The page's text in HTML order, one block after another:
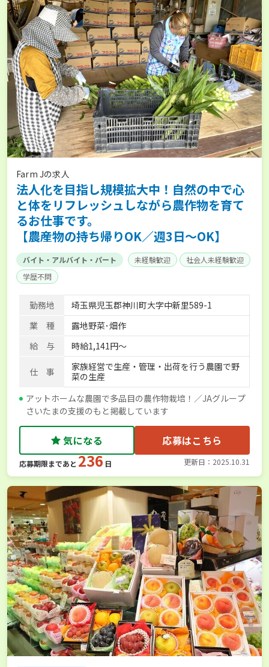
Farm Jの求人
法人化を目指し規模拡大中！自然の中で心
と体をリフレッシュしながら農作物を育て
るお仕事です。
【農産物の持ち帰りOK／週3日～OK】
バイト・アルバイト・パート 未経験歓迎
社会人未経験歓迎
学歴不問
勤務地
埼玉県児玉郡神川町大字中新里589-1
業 種
露地野菜･畑作
給 与
時給1,141円～
仕 事
家族経営で生産・管理・出荷を行う農園で野
菜の生産
アットホームな農園で多品目の農作物栽培！／JAグループ
さいたまの支援のもと掲載しています
気になる 応募はこちら
応募期限まであと 236 日 更新日：2025.10.31